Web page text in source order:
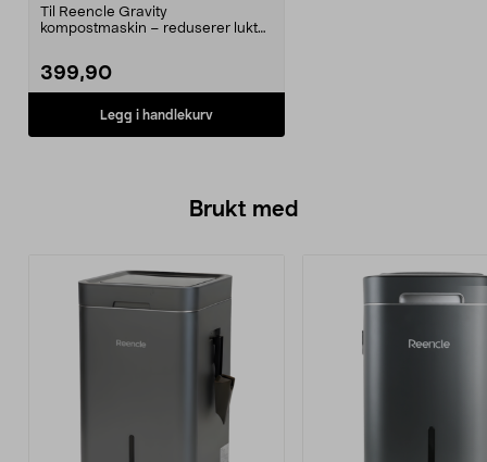
Til Reencle Gravity
kompostmaskin – reduserer lukt
399,90
Legg i handlekurv
Brukt med